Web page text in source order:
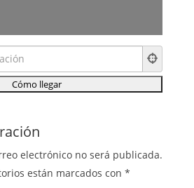
electrónico no será publicada.
están marcados con *